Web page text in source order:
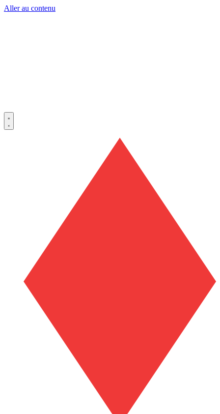
Aller au contenu